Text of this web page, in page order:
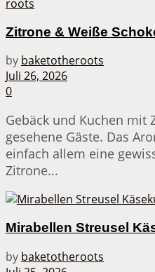
Zitrone & Weiße
by baketotheroots
Juli 26, 2026
0
Gebäck und Kuchen mit
gesehene Gäste. Das
einfach allem eine
Zitrone...
Mirabellen Streusel
by baketotheroots